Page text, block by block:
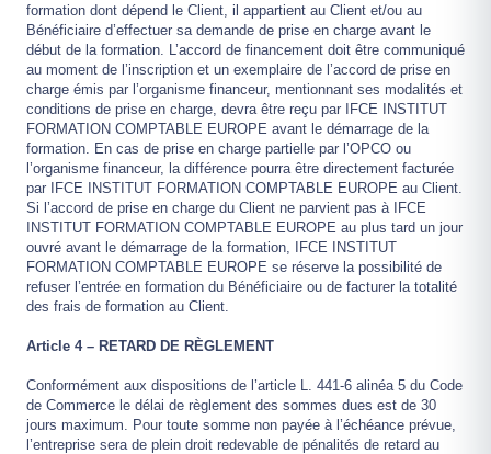
formation dont dépend le Client, il appartient au Client et/ou au
Bénéficiaire d’effectuer sa demande de prise en charge avant le
début de la formation. L’accord de financement doit être communiqué
au moment de l’inscription et un exemplaire de l’accord de prise en
charge émis par l’organisme financeur, mentionnant ses modalités et
conditions de prise en charge, devra être reçu par IFCE INSTITUT
FORMATION COMPTABLE EUROPE avant le démarrage de la
formation. En cas de prise en charge partielle par l’OPCO ou
l’organisme financeur, la différence pourra être directement facturée
par IFCE INSTITUT FORMATION COMPTABLE EUROPE au Client.
Si l’accord de prise en charge du Client ne parvient pas à IFCE
INSTITUT FORMATION COMPTABLE EUROPE au plus tard un jour
ouvré avant le démarrage de la formation, IFCE INSTITUT
FORMATION COMPTABLE EUROPE se réserve la possibilité de
refuser l’entrée en formation du Bénéficiaire ou de facturer la totalité
des frais de formation au Client.
Article 4 – RETARD DE RÈGLEMENT
Conformément aux dispositions de l’article L. 441-6 alinéa 5 du Code
de Commerce le délai de règlement des sommes dues est de 30
jours maximum. Pour toute somme non payée à l’échéance prévue,
l’entreprise sera de plein droit redevable de pénalités de retard au